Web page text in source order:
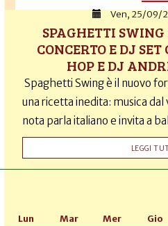
Ven, 25/09/
SPAGHETTI
CONCERTO E DJ
HOP E DJ
Spaghetti Swing è il nuovo
una ricetta inedita: musica dal
nota parla italiano e invita a
LEGGI
Lun Mar Mer Gio